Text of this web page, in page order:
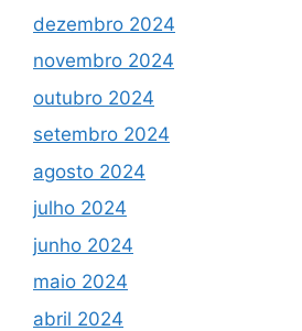
dezembro 2024
novembro 2024
outubro 2024
setembro 2024
agosto 2024
julho 2024
junho 2024
maio 2024
abril 2024